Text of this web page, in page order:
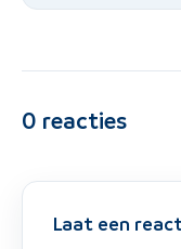
0 reacties
Laat een